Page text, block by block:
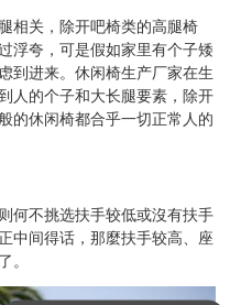
关，除开吧椅类的高腿椅
浮夸，可是假如家里有个子矮
到进来。休闲椅生产厂家在生
人的个子和大长腿要素，除开
的休闲椅都合乎一切正常人的
不挑选扶手较低或沒有扶手
中间得话，那麼扶手较高、座
。